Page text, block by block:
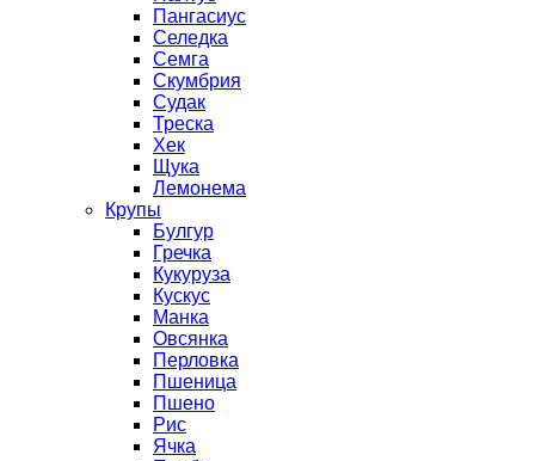
Пангасиус
Селедка
Семга
Скумбрия
Судак
Треска
Хек
Щука
Лемонема
Крупы
Булгур
Гречка
Кукуруза
Кускус
Манка
Овсянка
Перловка
Пшеница
Пшено
Рис
Ячка